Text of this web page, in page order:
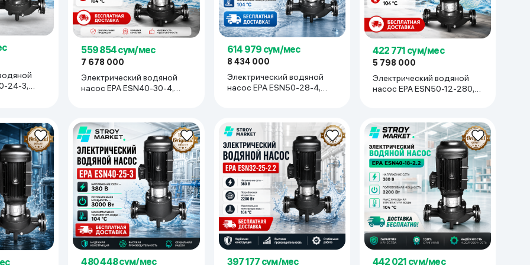
реальности
24-3,
559 854 сум/мес
7 678 000
Электрический водяной
насос EPA ESN40-30-4,
614 979 сум/мес
8 434 000
Электрический водяной
насос EPA ESN50-28-4,
422 771 сум/мес
5 798 000
Электрический водяной
насос EPA ESN50-12-280,
480 448 сум/мес 397 177 сум/мес 442 021 сум/мес